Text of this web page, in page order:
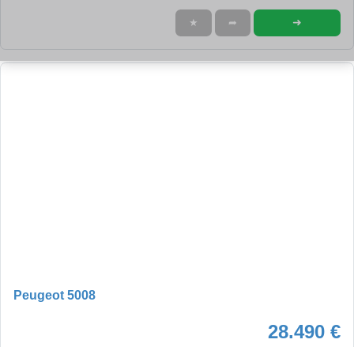
★ ➦ ➜
Peugeot 5008
28.490 €